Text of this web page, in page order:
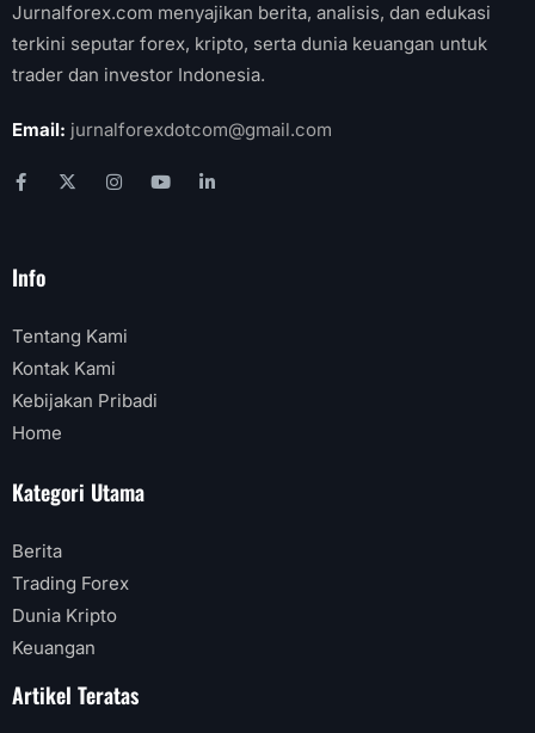
Jurnalforex.com menyajikan berita, analisis, dan edukasi
terkini seputar forex, kripto, serta dunia keuangan untuk
trader dan investor Indonesia.
Email: jurnalforexdotcom@gmail.com
Info
Tentang Kami
Kontak Kami
Kebijakan Pribadi
Home
Kategori Utama
Berita
Trading Forex
Dunia Kripto
Keuangan
Artikel Teratas